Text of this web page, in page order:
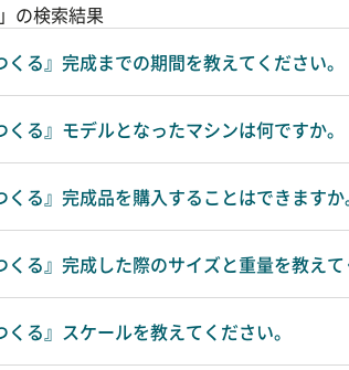
の検索結果
くる』完成までの期間を教えてください。
くる』モデルとなったマシンは何ですか。
くる』完成品を購入することはできますか
くる』完成した際のサイズと重量を教えて
くる』スケールを教えてください。